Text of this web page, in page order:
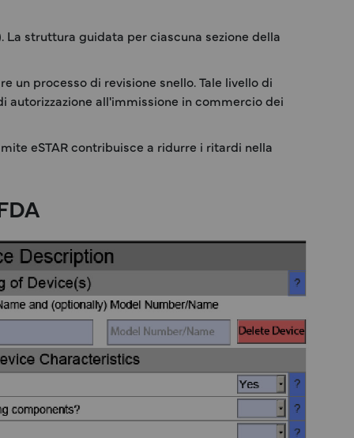
struttura guidata per ciascuna sezione della
un processo di revisione snello. Tale livello di
all'immissione in commercio dei
eSTAR contribuisce a ridurre i ritardi nella